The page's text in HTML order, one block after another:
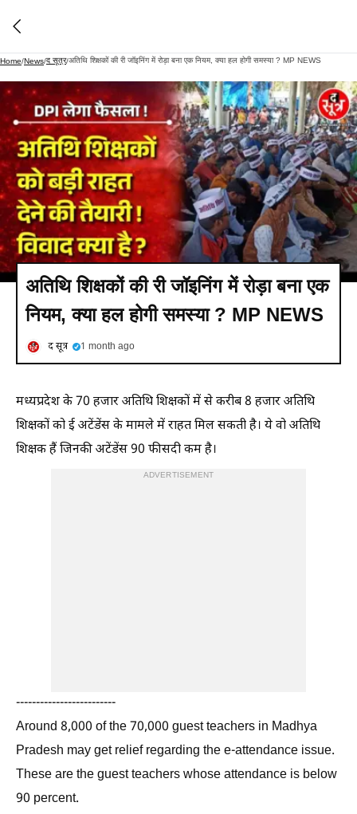
Home/News/द सूत्र/अतिथि शिक्षकों की री जॉइनिंग में रोड़ा बना एक नियम, क्या हल होगी समस्या ? MP NEWS
अतिथि शिक्षकों की री जॉइनिंग में रोड़ा बना एक
नियम, क्या हल होगी समस्या ? MP NEWS
द सूत्र 1 month ago
मध्यप्रदेश के 70 हजार अतिथि शिक्षकों में से करीब 8 हजार अतिथि
शिक्षकों को ई अटेंडेंस के मामले में राहत मिल सकती है। ये वो अतिथि
शिक्षक हैं जिनकी अटेंडेंस 90 फीसदी कम है।
ADVERTISEMENT
-------------------------
Around 8,000 of the 70,000 guest teachers in Madhya
Pradesh may get relief regarding the e-attendance issue.
These are the guest teachers whose attendance is below
90 percent.